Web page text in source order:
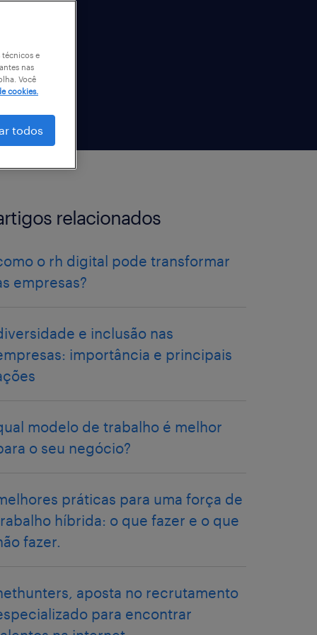
relacionados
o rh digital pode transformar
empresas?
e inclusão nas
importância e principais
modelo de trabalho é melhor
o seu negócio?
práticas para uma força de
híbrida: o que fazer e o que
fazer.
aposta no recrutamento
para encontrar
técnicos e
nas
Você
cookies.
todos